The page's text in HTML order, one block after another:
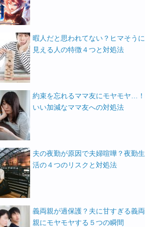
暇人だと思われてない？ヒマそうに
見える人の特徴４つと対処法
約束を忘れるママ友にモヤモヤ…！
いい加減なママ友への対処法
夫の夜勤が原因で夫婦喧嘩？夜勤生
活の４つのリスクと対処法
義両親が過保護？夫に甘すぎる義両
親にモヤモヤする５つの瞬間